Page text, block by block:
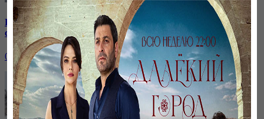
Рүстем мен Жанаргүл Жаныамановтар: Бір-біріңізді
сынақсыз жақсы көріңіз | Қызықты weekend
04 февраля, 17:00